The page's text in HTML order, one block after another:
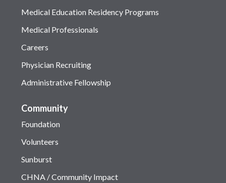
Medical Education Residency Programs
Medical Professionals
Careers
Physician Recruiting
Administrative Fellowship
Community
Foundation
Volunteers
Sunburst
CHNA / Community Impact